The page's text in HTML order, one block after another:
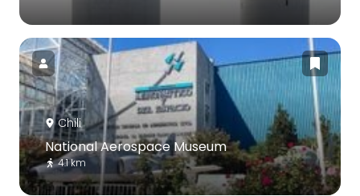
Chili
National Aerospace Museum
4.1 km